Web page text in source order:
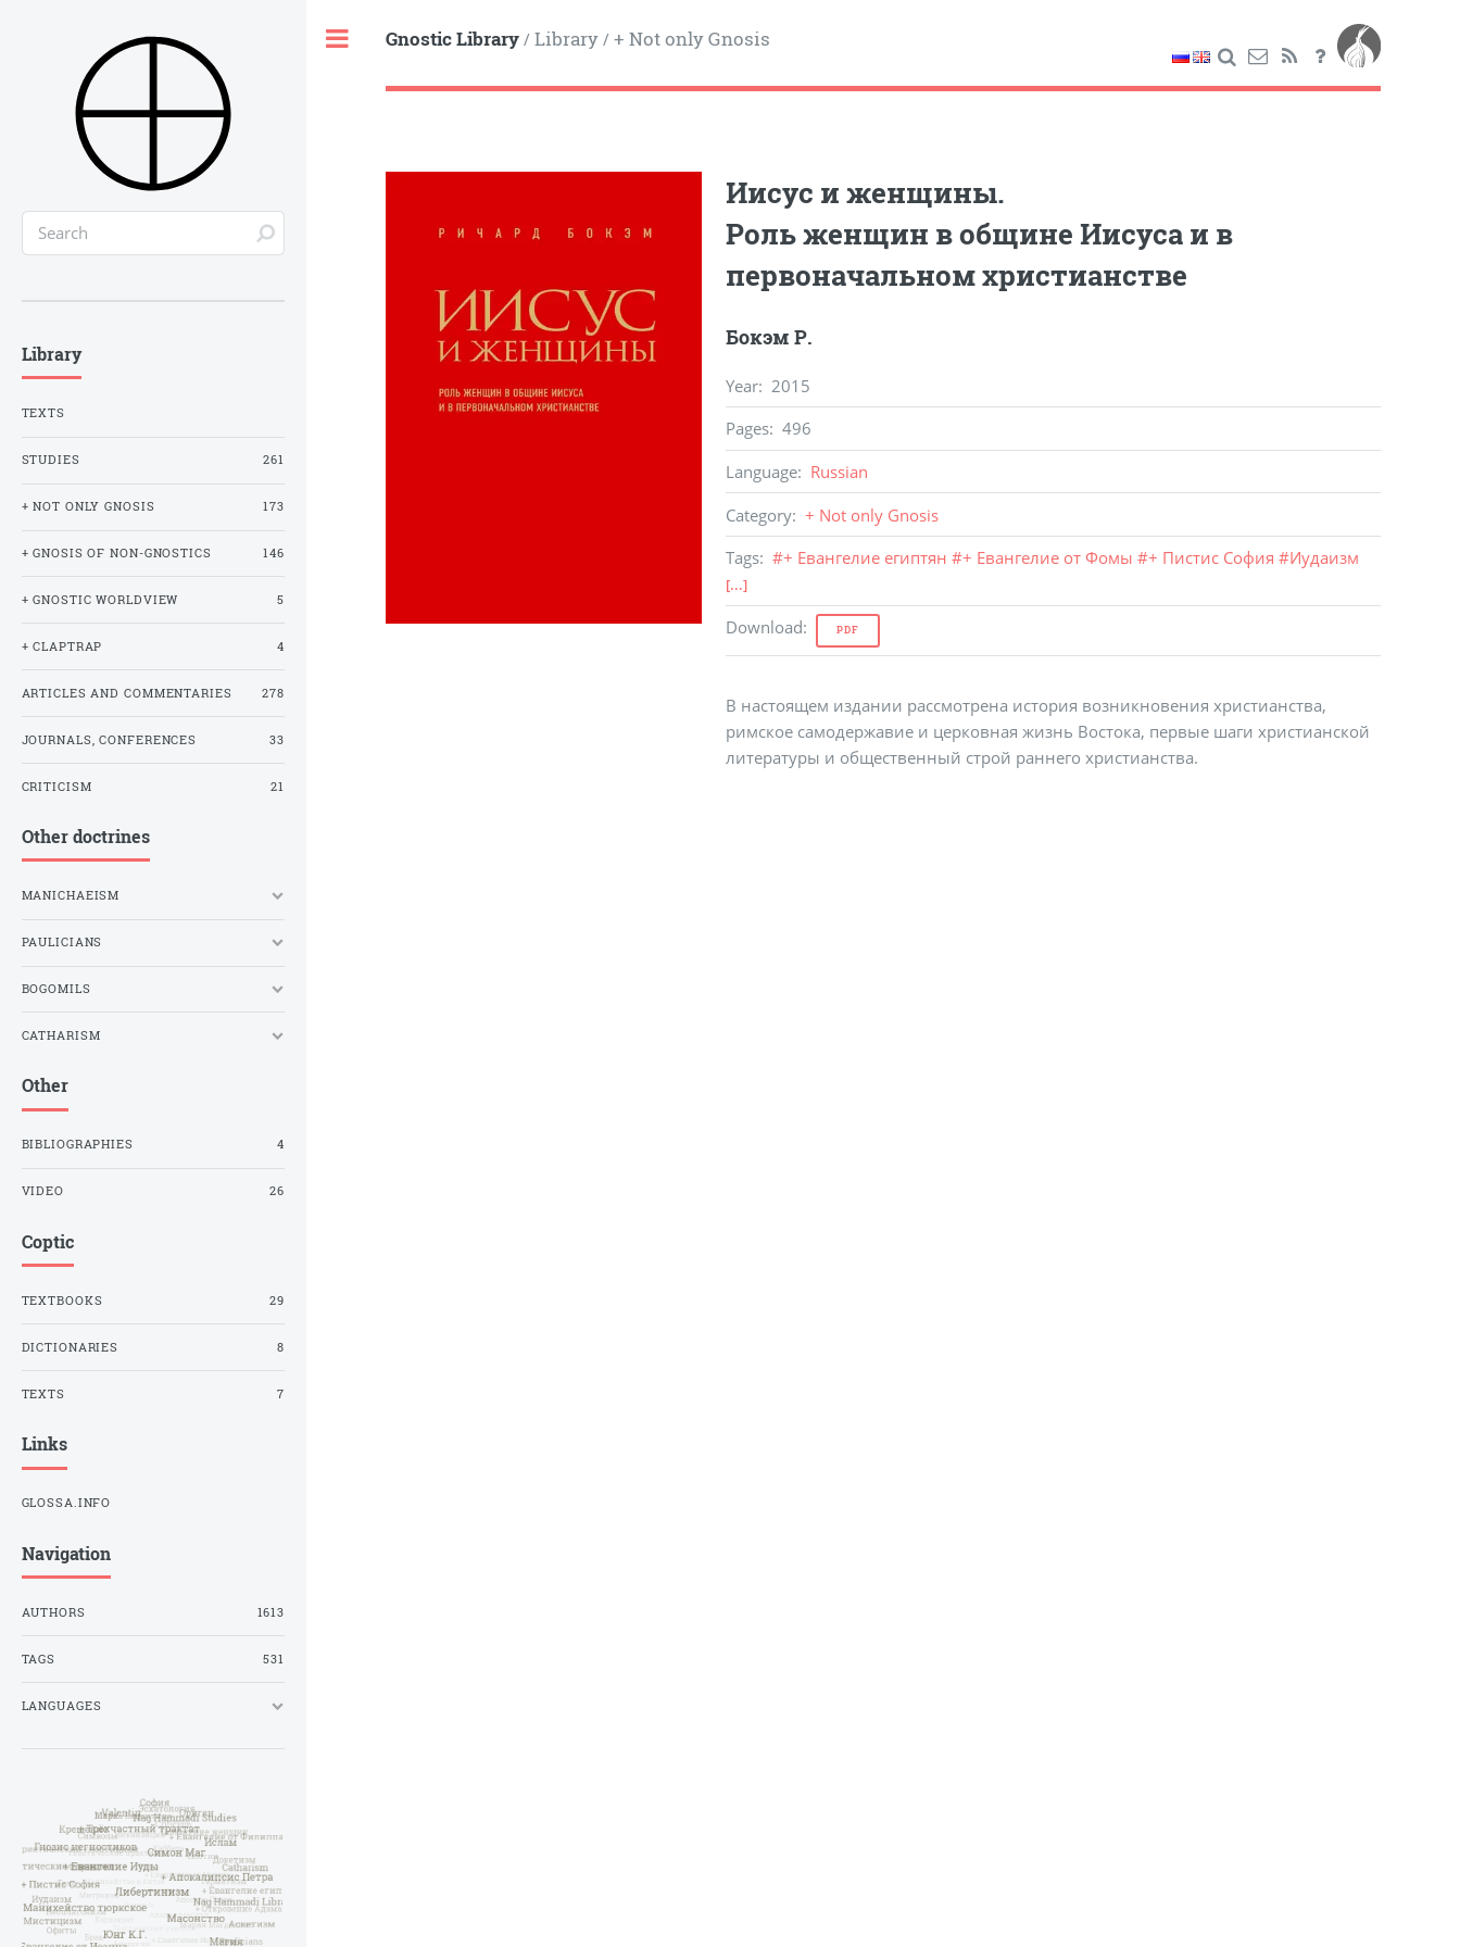
Gnostic Library/ Library/ + Not only Gnosis
Иисус и женщины.
Роль женщин в общине Иисуса и в
первоначальном христианстве
Бокэм Р.
Year: 2015
Pages: 496
Language: Russian
Category: + Not only Gnosis
Tags: #+ Евангелие египтян #+ Евангелие от Фомы #+ Пистис София #Иудаизм
[...]
Download: PDF
В настоящем издании рассмотрена история возникновения христианства,
римское самодержавие и церковная жизнь Востока, первые шаги христианской
литературы и общественный строй раннего христианства.
Library
TEXTS
STUDIES 261
+ NOT ONLY GNOSIS 173
+ GNOSIS OF NON-GNOSTICS 146
+ GNOSTIC WORLDVIEW 5
+ CLAPTRAP 4
ARTICLES AND COMMENTARIES 278
JOURNALS, CONFERENCES 33
CRITICISM 21
Other doctrines
MANICHAEISM
PAULICIANS
BOGOMILS
CATHARISM
Other
BIBLIOGRAPHIES 4
VIDEO 26
Coptic
TEXTBOOKS 29
DICTIONARIES 8
TEXTS 7
Links
GLOSSA.INFO
Navigation
AUTHORS 1613
TAGS 531
LANGUAGES
Toggle